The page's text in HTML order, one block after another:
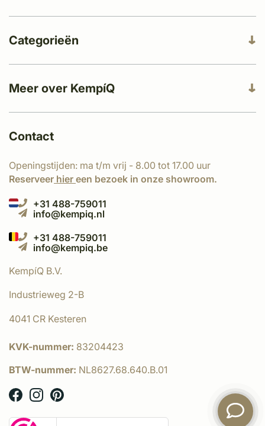
Meer over KempíQ
Categorieën
Contact
Openingstijden: ma t/m vrij - 8.00 tot 17.00 uur
Reserveer hier een bezoek in onze showroom.
+31 488-759011
info@kempiq.nl
+31 488-759011
info@kempiq.be
KempíQ B.V.
Industrieweg 2-B
4041 CR Kesteren
KVK-nummer: 83204423
BTW-nummer: NL8627.68.640.B.01